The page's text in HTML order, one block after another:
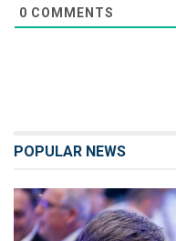
0 COMMENTS
POPULAR NEWS